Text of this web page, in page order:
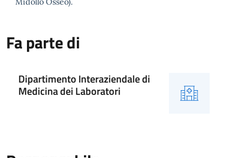
Fa parte di
Dipartimento Interaziendale di
Medicina dei Laboratori